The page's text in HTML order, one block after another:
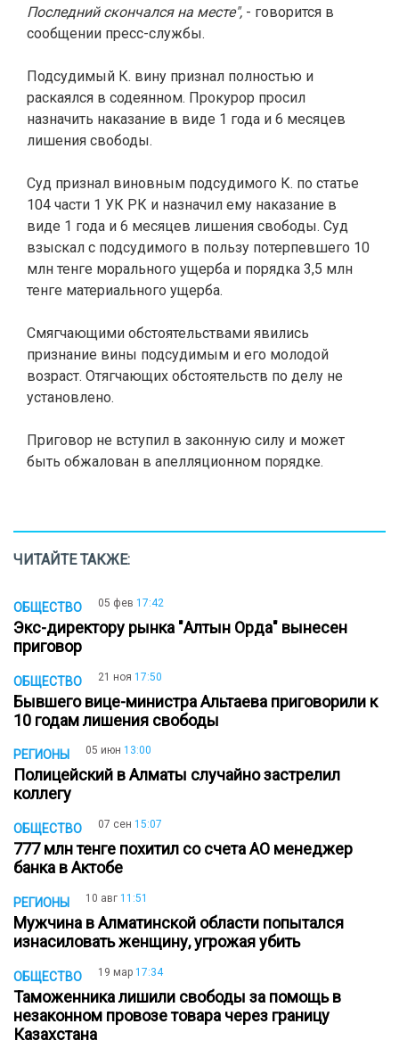
Последний скончался на месте", - говорится в
сообщении пресс-службы.
Подсудимый К. вину признал полностью и
раскаялся в содеянном. Прокурор просил
назначить наказание в виде 1 года и 6 месяцев
лишения свободы.
Суд признал виновным подсудимого К. по статье
104 части 1 УК РК и назначил ему наказание в
виде 1 года и 6 месяцев лишения свободы. Суд
взыскал с подсудимого в пользу потерпевшего 10
млн тенге морального ущерба и порядка 3,5 млн
тенге материального ущерба.
Смягчающими обстоятельствами явились
признание вины подсудимым и его молодой
возраст. Отягчающих обстоятельств по делу не
установлено.
Приговор не вступил в законную силу и может
быть обжалован в апелляционном порядке.
ЧИТАЙТЕ ТАКЖЕ:
ОБЩЕСТВО 05 фев 17:42
Экс-директору рынка "Алтын Орда" вынесен
приговор
ОБЩЕСТВО 21 ноя 17:50
Бывшего вице-министра Альтаева приговорили к
10 годам лишения свободы
РЕГИОНЫ 05 июн 13:00
Полицейский в Алматы случайно застрелил
коллегу
ОБЩЕСТВО 07 сен 15:07
777 млн тенге похитил со счета АО менеджер
банка в Актобе
РЕГИОНЫ 10 авг 11:51
Мужчина в Алматинской области попытался
изнасиловать женщину, угрожая убить
ОБЩЕСТВО 19 мар 17:34
Таможенника лишили свободы за помощь в
незаконном провозе товара через границу
Казахстана